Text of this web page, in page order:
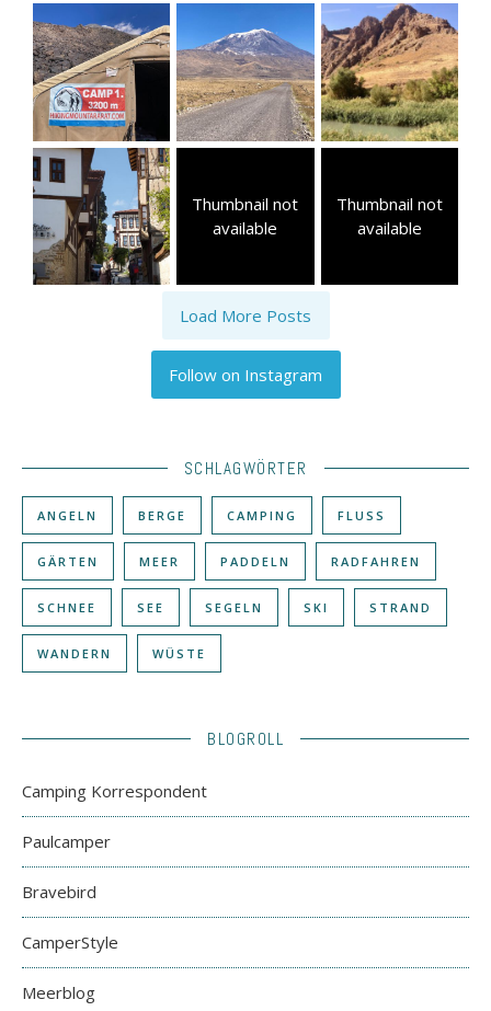
Thumbnail not
available
Thumbnail not
available
Load More Posts
Follow on Instagram
SCHLAGWÖRTER
ANGELN BERGE CAMPING FLUSS
GÄRTEN MEER PADDELN RADFAHREN
SCHNEE SEE SEGELN SKI STRAND
WANDERN WÜSTE
BLOGROLL
Camping Korrespondent
Paulcamper
Bravebird
CamperStyle
Meerblog